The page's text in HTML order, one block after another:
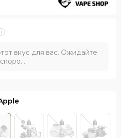
вкус для вас. Ожидайте
скоро...